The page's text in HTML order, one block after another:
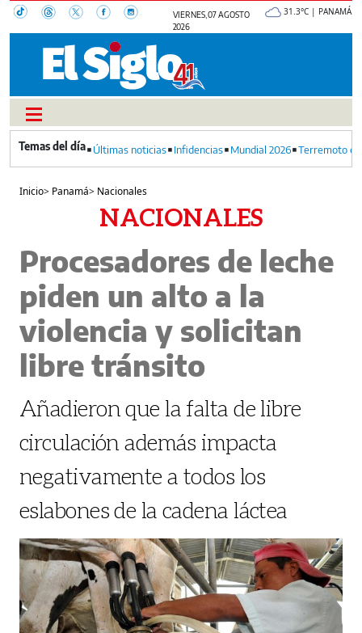
VIERNES, 07 AGOSTO
2026
31.3°C | PANAMÁ
Últimas noticias Infidencias Mundial 2026 Terremoto
Inicio> Panamá> Nacionales
NACIONALES
Procesadores de leche
piden un alto a la
violencia y solicitan
libre tránsito
Añadieron que la falta de libre
circulación además impacta
negativamente a todos los
eslabones de la cadena láctea